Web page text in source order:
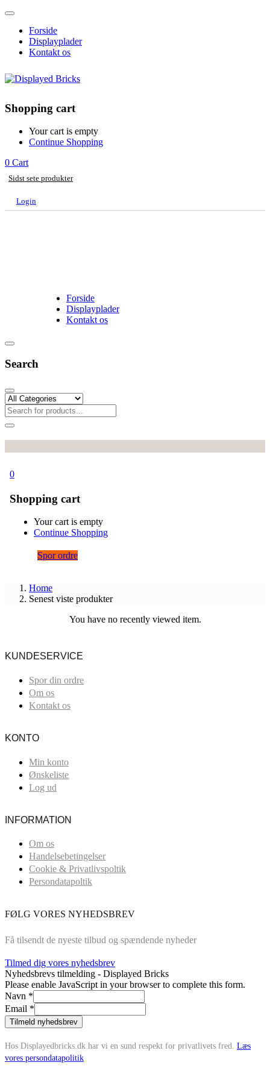
Forside
Displayplader
Kontakt os
Shopping cart
Your cart is empty
Continue Shopping
0 Cart
Sidst sete produkter
Login
Forside
Displayplader
Kontakt os
Search
0
Shopping cart
Your cart is empty
Continue Shopping
Spor ordre
Home
Senest viste produkter
You have no recently viewed item.
KUNDESERVICE
Spor din ordre
Om os
Kontakt os
KONTO
Min konto
Ønskeliste
Log ud
INFORMATION
Om os
Handelsebetingelser
Cookie & Privatlivspoltik
Persondatapoltik
FØLG VORES NYHEDSBREV
Få tilsendt de nyeste tilbud og spændende nyheder
Tilmed dig vores nyhedsbrev
Nyhedsbrevs tilmelding - Displayed Bricks
Please enable JavaScript in your browser to complete this form.
Navn *
Email *
Tilmeld nyhedsbrev
Hos Displayedbricks.dk har vi en sund respekt for privatlivets fred. Læs
vores persondatapolitik